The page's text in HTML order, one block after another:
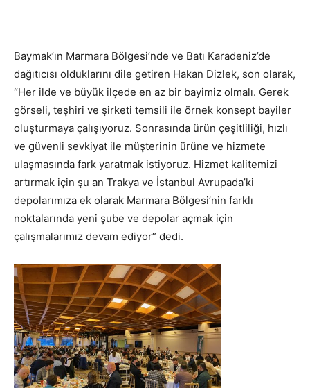
Baymak’ın Marmara Bölgesi’nde ve Batı Karadeniz’de
dağıtıcısı olduklarını dile getiren Hakan Dizlek, son olarak,
“Her ilde ve büyük ilçede en az bir bayimiz olmalı. Gerek
görseli, teşhiri ve şirketi temsili ile örnek konsept bayiler
oluşturmaya çalışıyoruz. Sonrasında ürün çeşitliliği, hızlı
ve güvenli sevkiyat ile müşterinin ürüne ve hizmete
ulaşmasında fark yaratmak istiyoruz. Hizmet kalitemizi
artırmak için şu an Trakya ve İstanbul Avrupada’ki
depolarımıza ek olarak Marmara Bölgesi’nin farklı
noktalarında yeni şube ve depolar açmak için
çalışmalarımız devam ediyor” dedi.